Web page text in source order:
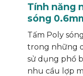
Tính năng
sóng
Tấm Poly
trong những
sử dụng phổ
nhu cầu lợp